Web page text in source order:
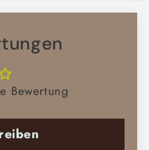
Bewertung